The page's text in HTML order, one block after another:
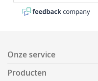
Onze service
Producten